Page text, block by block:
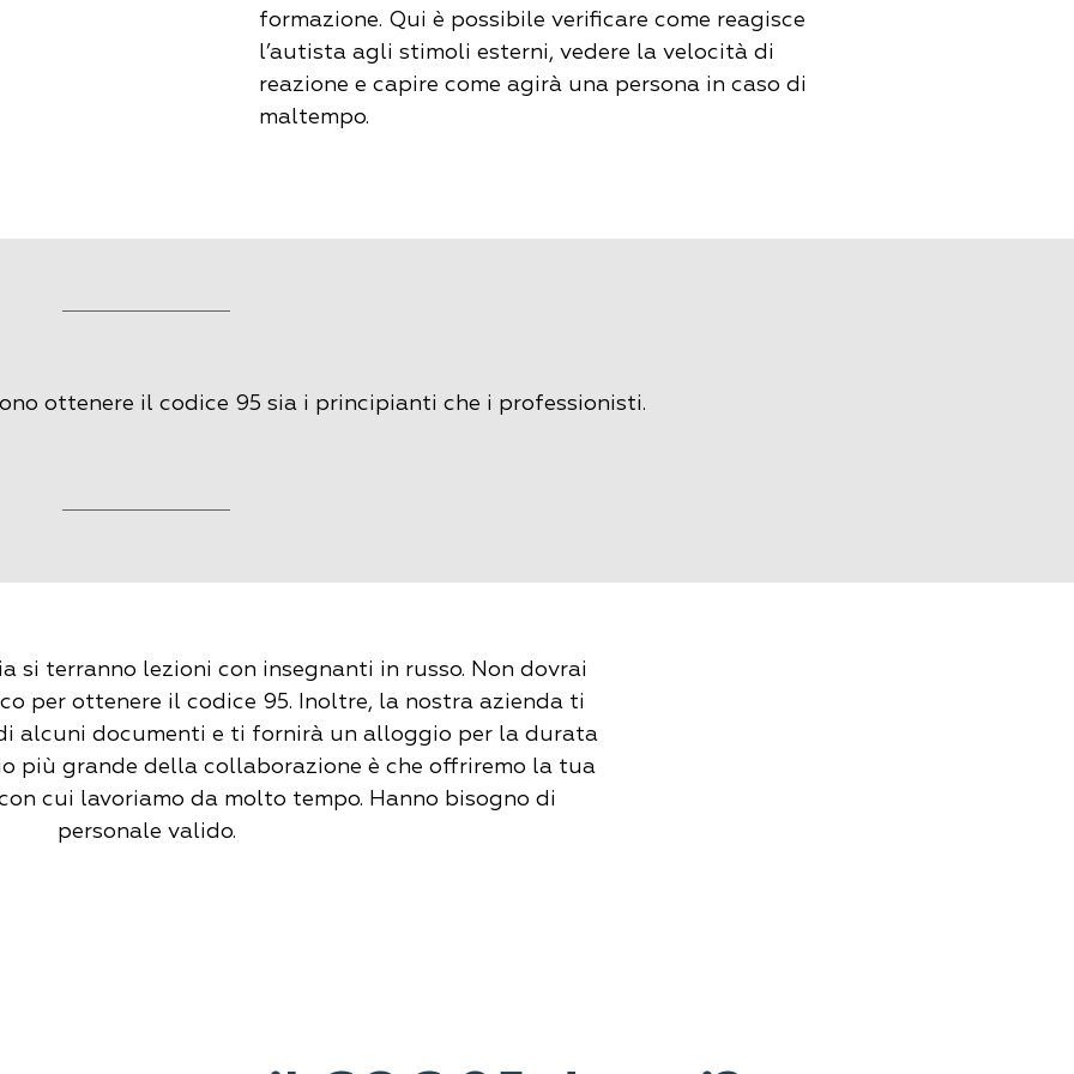
formazione. Qui è possibile verificare come reagisce
l’autista agli stimoli esterni, vedere la velocità di
reazione e capire come agirà una persona in caso di
maltempo.
ottenere il codice 95 sia i principianti che i professionisti.
si terranno lezioni con insegnanti in russo. Non dovrai
per ottenere il codice 95. Inoltre, la nostra azienda ti
alcuni documenti e ti fornirà un alloggio per la durata
più grande della collaborazione è che offriremo la tua
cui lavoriamo da molto tempo. Hanno bisogno di
personale valido.